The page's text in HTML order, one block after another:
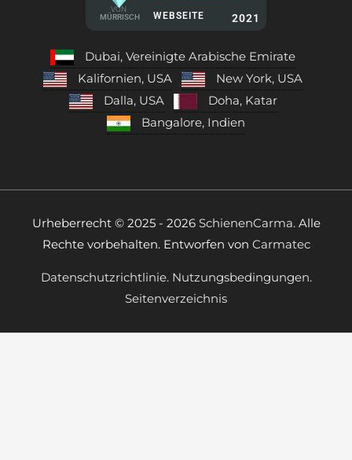
VON
MÜRRISCH
WEBSEITE 2021
Dubai, Vereinigte Arabische Emirate
Kalifornien, USA
New York, USA
Dalla, USA
Doha, Katar
Bangalore, Indien
Urheberrecht © 2025 - 2026 SchienenCarma.Alle
Rechte vorbehalten. Entworfen von Carmatec
Datenschutzrichtlinie. Nutzungsbedingungen.
Seitenverzeichnis